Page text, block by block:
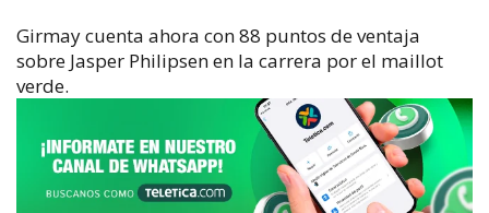
Girmay cuenta ahora con 88 puntos de ventaja
sobre Jasper Philipsen en la carrera por el maillot
verde.